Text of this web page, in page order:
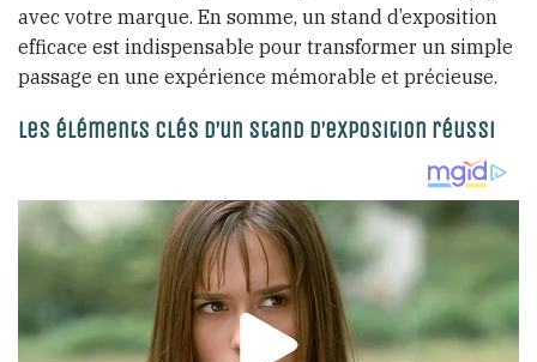
avec votre marque. En somme, un stand d’exposition
efficace est indispensable pour transformer un simple
passage en une expérience mémorable et précieuse.
Les éléments clés d’un stand d’exposition réussi